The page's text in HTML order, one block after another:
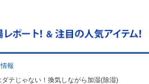
報
テじゃない！ 換気しながら加湿(除湿)